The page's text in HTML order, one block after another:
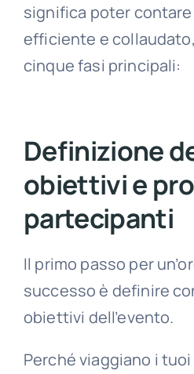
significa poter
efficiente e
cinque fasi principali:
Definizione
obiettivi e
partecipanti
Il primo passo per
successo è definire
obiettivi dell’evento.
Perché viaggiano i